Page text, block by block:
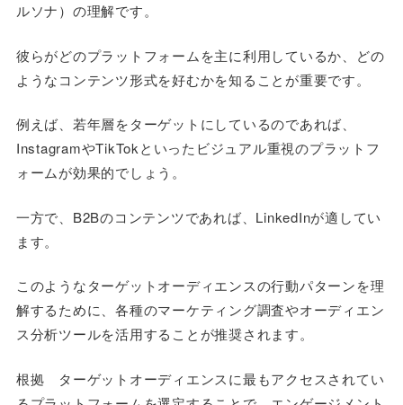
ルソナ）の理解です。
彼らがどのプラットフォームを主に利用しているか、どの
ようなコンテンツ形式を好むかを知ることが重要です。
例えば、若年層をターゲットにしているのであれば、
InstagramやTikTokといったビジュアル重視のプラットフ
ォームが効果的でしょう。
一方で、B2Bのコンテンツであれば、LinkedInが適してい
ます。
このようなターゲットオーディエンスの行動パターンを理
解するために、各種のマーケティング調査やオーディエン
ス分析ツールを活用することが推奨されます。
根拠 ターゲットオーディエンスに最もアクセスされてい